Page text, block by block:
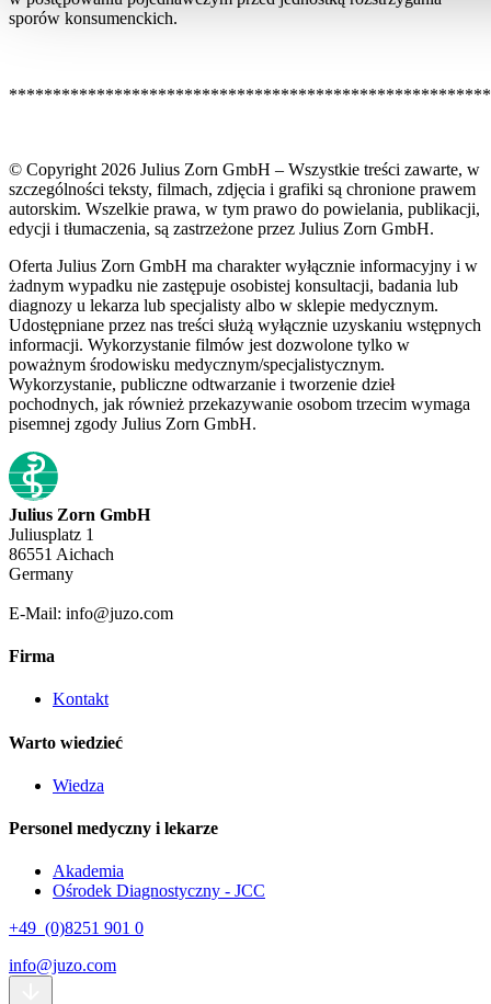
sporów konsumenckich.
© Copyright 2026 Julius Zorn GmbH – Wszystkie treści zawarte, w
szczególności teksty, filmach, zdjęcia i grafiki są chronione prawem
autorskim. Wszelkie prawa, w tym prawo do powielania, publikacji,
edycji i tłumaczenia, są zastrzeżone przez Julius Zorn GmbH.
Oferta Julius Zorn GmbH ma charakter wyłącznie informacyjny i w
żadnym wypadku nie zastępuje osobistej konsultacji, badania lub
diagnozy u lekarza lub specjalisty albo w sklepie medycznym.
Udostępniane przez nas treści służą wyłącznie uzyskaniu wstępnych
informacji. Wykorzystanie filmów jest dozwolone tylko w
poważnym środowisku medycznym/specjalistycznym.
Wykorzystanie, publiczne odtwarzanie i tworzenie dzieł
pochodnych, jak również przekazywanie osobom trzecim wymaga
pisemnej zgody Julius Zorn GmbH.
Julius Zorn GmbH
Juliusplatz 1
86551 Aichach
Germany
E-Mail: info@juzo.com
Firma
Kontakt
Warto wiedzieć
Wiedza
Personel medyczny i lekarze
Akademia
Ośrodek Diagnostyczny - JCC
+49 (0)8251 901 0
info@juzo.com